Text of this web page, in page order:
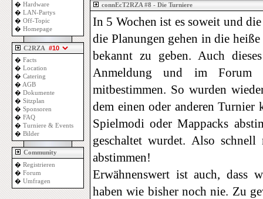
� Hardware
� LAN-Partys
� Off-Topic
� Homepage
C2RZA
� Facts
� Location
� Catering
� AGB
� Dokumente
� Sitzplan
� Sponsoren
� FAQ
� Turniere & Events
� Bilder
Community
� Registrieren
� Forum
� Umfragen
connEcT2RZA #8 - Die Turniere
In 5 Wochen ist es soweit und
die Planungen gehen in die
bekannt zu geben. Auch
Anmeldung und im Forum
mitbestimmen. So wurden
dem einen oder anderen
Spielmodi oder Mappacks
geschaltet wurdet. Also
abstimmen!
Erwähnenswert ist auch, dass
haben wie bisher noch nie. Zu